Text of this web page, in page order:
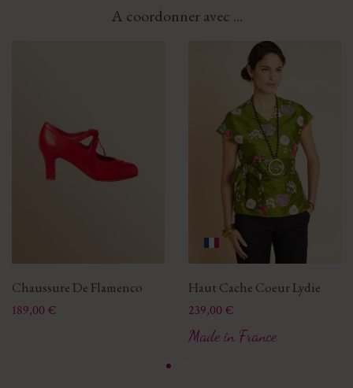
A coordonner avec ...
Chaussure De Flamenco
Prix
189,00 €
Haut Cache Coeur Lydie
Prix
239,00 €
Made in France